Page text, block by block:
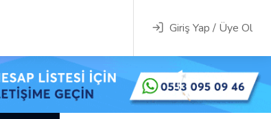
Giriş Yap / Üye Ol